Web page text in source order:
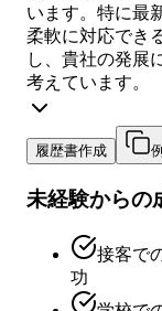
います。特に最
柔軟に対応でき
し、貴社の発展
考えています。
履歴書作成
未経験からの
接客で
功